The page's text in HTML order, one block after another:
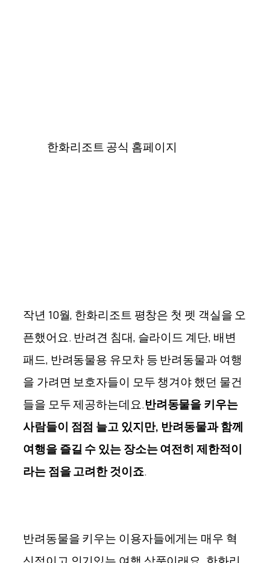
한화리조트 공식 홈페이지
작년 10월, 한화리조트 평창은 첫 펫 객실을 오
픈했어요. 반려견 침대, 슬라이드 계단, 배변
패드, 반려동물용 유모차 등 반려동물과 여행
을 가려면 보호자들이 모두 챙겨야 했던 물건
들을 모두 제공하는데요.반려동물을 키우는
사람들이 점점 늘고 있지만, 반려동물과 함께
여행을 즐길 수 있는 장소는 여전히 제한적이
라는 점을 고려한 것이죠.
반려동물을 키우는 이용자들에게는 매우 혁